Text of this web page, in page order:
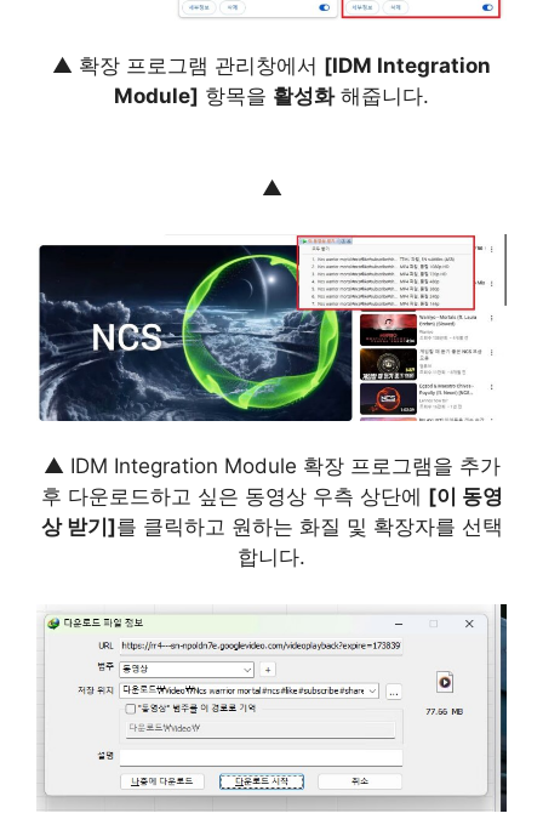
▲ 확장 프로그램 관리창에서 [IDM Integration
Module] 항목을 활성화해줍니다.
▲
▲ IDM Integration Module 확장 프로그램을 추가
후 다운로드하고 싶은 동영상 우측 상단에 [이 동영
상 받기]를 클릭하고 원하는 화질 및 확장자를 선택
합니다.